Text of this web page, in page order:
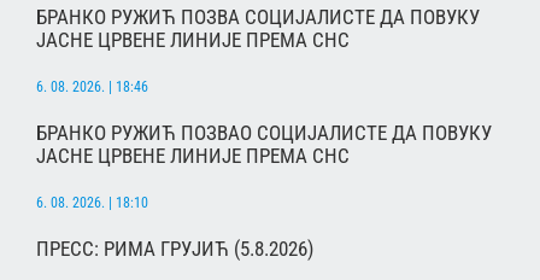
БРАНКО РУЖИЋ ПОЗВА СОЦИЈАЛИСТЕ ДА ПОВУКУ
ЈАСНЕ ЦРВЕНЕ ЛИНИЈЕ ПРЕМА СНС
6. 08. 2026. | 18:46
БРАНКО РУЖИЋ ПОЗВАО СОЦИЈАЛИСТЕ ДА ПОВУКУ
ЈАСНЕ ЦРВЕНЕ ЛИНИЈЕ ПРЕМА СНС
6. 08. 2026. | 18:10
ПРЕСС: РИМА ГРУЈИЋ (5.8.2026)